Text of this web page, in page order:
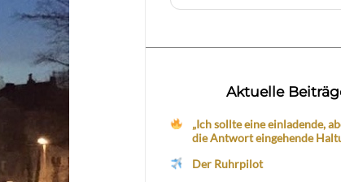
Aktuelle
„Ich sollte eine einladende,
die Antwort eingehende
Der Ruhrpilot